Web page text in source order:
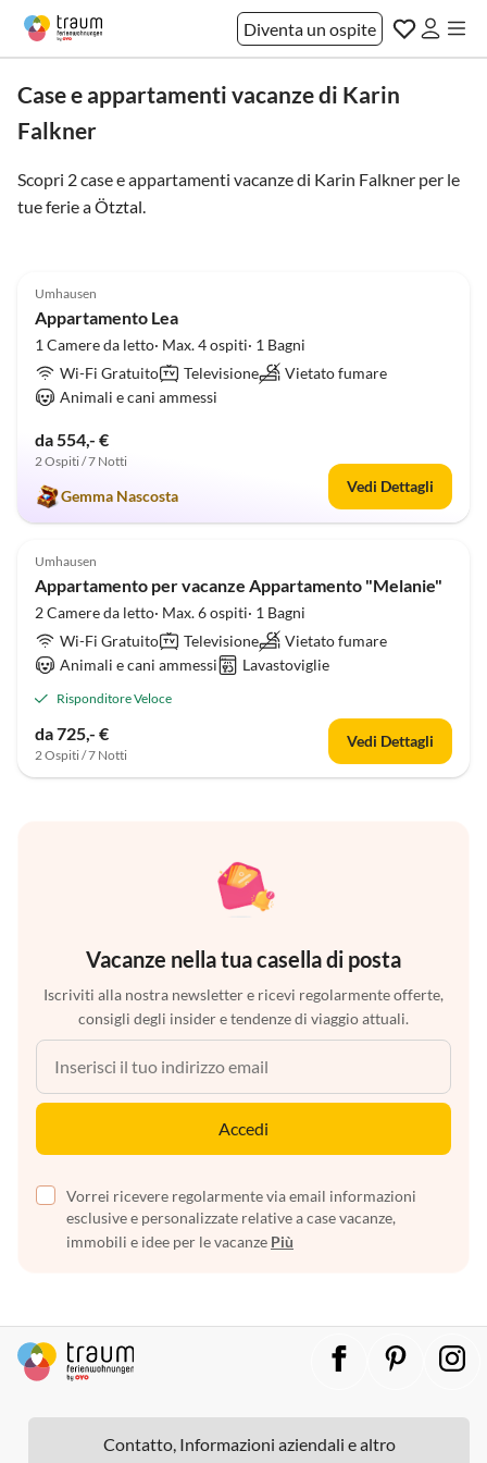
Diventa un ospite
Case e appartamenti vacanze di Karin
Falkner
Scopri 2 case e appartamenti vacanze di Karin Falkner per le
tue ferie aÖtztal.
Umhausen
Appartamento Lea
1 Camere da letto· Max. 4 ospiti· 1 Bagni
Wi-Fi Gratuito
Televisione
Vietato fumare
Animali e cani ammessi
da 554,- €
2 Ospiti / 7 Notti
Gemma Nascosta
Vedi Dettagli
Annuncio in
Alto
Umhausen
Appartamento per vacanze Appartamento "Melanie"
2 Camere da letto· Max. 6 ospiti· 1 Bagni
Wi-Fi Gratuito
Televisione
Vietato fumare
Animali e cani ammessi
Lavastoviglie
Risponditore Veloce
da 725,- €
2 Ospiti / 7 Notti
Vedi Dettagli
Vacanze nella tua casella di posta
Iscriviti alla nostra newsletter e ricevi regolarmente offerte,
consigli degli insider e tendenze di viaggio attuali.
Accedi
Vorrei ricevere regolarmente via email informazioni
esclusive e personalizzate relative a case vacanze,
immobili e idee per le vacanze Più
Contatto, Informazioni aziendali e altro